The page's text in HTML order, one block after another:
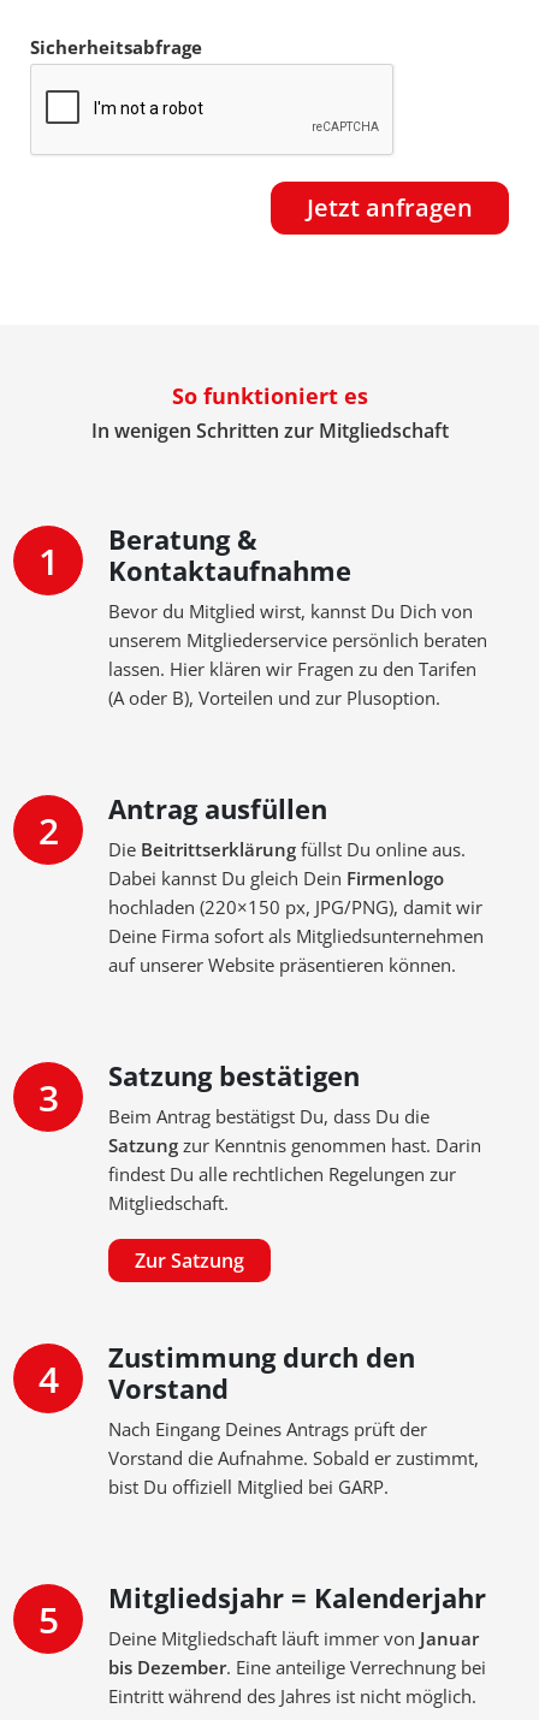
Sicherheitsabfrage
So funktioniert es
In wenigen Schritten zur Mitgliedschaft
1
Beratung &
Kontaktaufnahme
Bevor du Mitglied wirst, kannst Du Dich von
unserem Mitgliederservice persönlich beraten
lassen. Hier klären wir Fragen zu den Tarifen
(A oder B), Vorteilen und zur Plusoption.
2 Antrag ausfüllen
Die Beitrittserklärung füllst Du online aus.
Dabei kannst Du gleich Dein Firmenlogo
hochladen (220×150 px, JPG/PNG), damit wir
Deine Firma sofort als Mitgliedsunternehmen
auf unserer Website präsentieren können.
3 Satzung bestätigen
Beim Antrag bestätigst Du, dass Du die
Satzung zur Kenntnis genommen hast. Darin
findest Du alle rechtlichen Regelungen zur
Mitgliedschaft.
Zur Satzung
4
Zustimmung durch den
Vorstand
Nach Eingang Deines Antrags prüft der
Vorstand die Aufnahme. Sobald er zustimmt,
bist Du offiziell Mitglied bei GARP.
5 Mitgliedsjahr = Kalenderjahr
Deine Mitgliedschaft läuft immer von Januar
bis Dezember. Eine anteilige Verrechnung bei
Eintritt während des Jahres ist nicht möglich.